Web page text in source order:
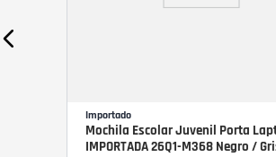
Importado
Mochila Escolar Juvenil Porta
IMPORTADA 26Q1-M368 Negro /